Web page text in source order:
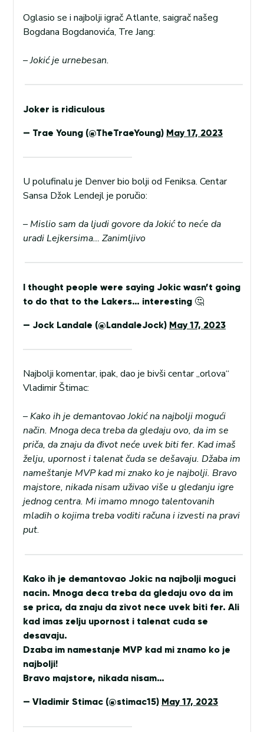
Oglasio se i najbolji igrač Atlante, saigrač našeg
Bogdana Bogdanovića, Tre Jang:
– Jokić je urnebesan.
Joker is ridiculous
— Trae Young (@TheTraeYoung) May 17, 2023
U polufinalu je Denver bio bolji od Feniksa. Centar
Sansa Džok Lendejl je poručio:
– Mislio sam da ljudi govore da Jokić to neće da
uradi Lejkersima… Zanimljivo
I thought people were saying Jokic wasn’t going
to do that to the Lakers… interesting 🤔
— Jock Landale (@LandaleJock) May 17, 2023
Najbolji komentar, ipak, dao je bivši centar „orlova“
Vladimir Štimac:
–Kako ih je demantovao Jokić na najbolji mogući
način. Mnoga deca treba da gledaju ovo, da im se
priča, da znaju da đivot neće uvek biti fer. Kad imaš
želju, upornost i talenat čuda se dešavaju. Džaba im
nameštanje MVP kad mi znako ko je najbolji. Bravo
majstore, nikada nisam uživao više u gledanju igre
jednog centra. Mi imamo mnogo talentovanih
mladih o kojima treba voditi računa i izvesti na pravi
put.
Kako ih je demantovao Jokic na najbolji moguci
nacin. Mnoga deca treba da gledaju ovo da im
se prica, da znaju da zivot nece uvek biti fer. Ali
kad imas zelju upornost i talenat cuda se
desavaju.
Dzaba im namestanje MVP kad mi znamo ko je
najbolji!
Bravo majstore, nikada nisam…
— Vladimir Stimac (@stimac15) May 17, 2023